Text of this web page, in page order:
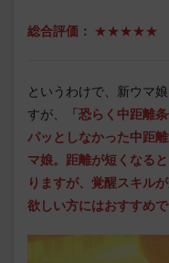
総合評価： ★★★★★
というわけで、新ウマ
すが、
「恐らく中距離
パッとしなかった中距
マ娘。距離が短くなる
りますが、覚醒スキル
欲しい方にはおすすめで